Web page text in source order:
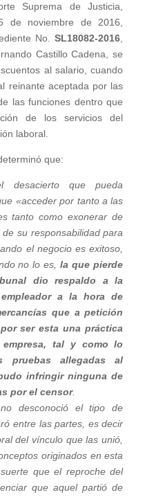
Suprema de Justicia,
de noviembre de 2016,
No.SL18082-2016
Castillo Cadena, se
al salario, cuando
reinante aceptada por las
las funciones dentro que
de los servicios del
laboral.
que:
desacierto que pueda
«acceder por tanto a las
tanto como exonerar de
su responsabilidad para
el negocio es exitoso,
no lo es,la que pierde
dio respaldo a la
a la hora de
que a petición
ser esta una práctica
tal y como lo
pruebas allegadas al
infringir ninguna de
por el censor.
desconoció el tipo de
entre las partes, es decir
del vínculo que las unió,
originados en esta
que el reproche del
que aquel partió de